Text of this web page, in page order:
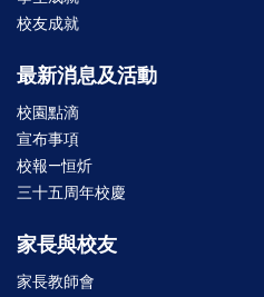
校友成就
最新消息及活動
校園點滴
宣布事項
校報—恒炘
三十五周年校慶
家長與校友
家長教師會